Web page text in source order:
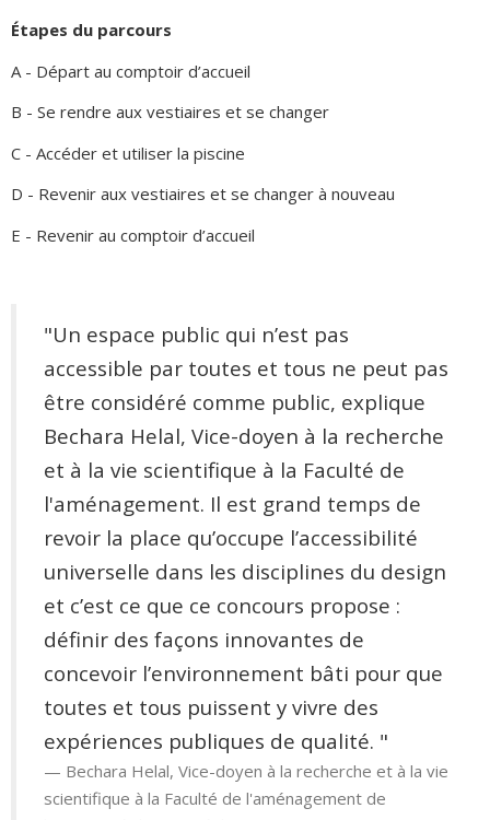
Étapes du parcours
A - Départ au comptoir d’accueil
B - Se rendre aux vestiaires et se changer
C - Accéder et utiliser la piscine
D - Revenir aux vestiaires et se changer à nouveau
E - Revenir au comptoir d’accueil
"Un espace public qui n’est pas
accessible par toutes et tous ne peut pas
être considéré comme public, explique
Bechara Helal, Vice-doyen à la recherche
et à la vie scientifique à la Faculté de
l'aménagement. Il est grand temps de
revoir la place qu’occupe l’accessibilité
universelle dans les disciplines du design
et c’est ce que ce concours propose :
définir des façons innovantes de
concevoir l’environnement bâti pour que
toutes et tous puissent y vivre des
expériences publiques de qualité. "
Bechara Helal, Vice-doyen à la recherche et à la vie
scientifique à la Faculté de l'aménagement de